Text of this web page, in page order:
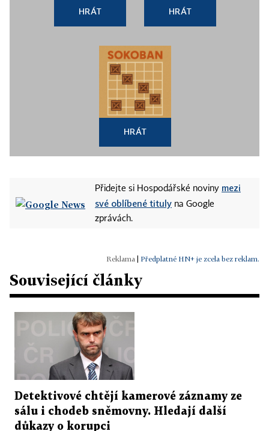
HRÁT HRÁT
HRÁT
Přidejte si Hospodářské noviny mezi
své oblíbené tituly na Google
zprávách.
Předplatné HN+ je zcela bez reklam.
Související články
Detektivové chtějí kamerové záznamy ze
sálu i chodeb sněmovny. Hledají další
důkazy o korupci